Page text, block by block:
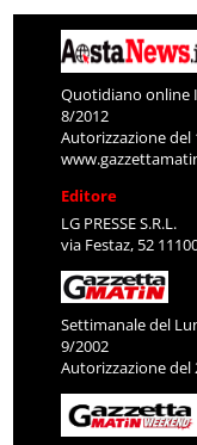
Quotidiano online
8/2012
Autorizzazione del
Editore
LG PRESSE S.R.L.
via Festaz, 52
Settimanale del
9/2002
Autorizzazione del